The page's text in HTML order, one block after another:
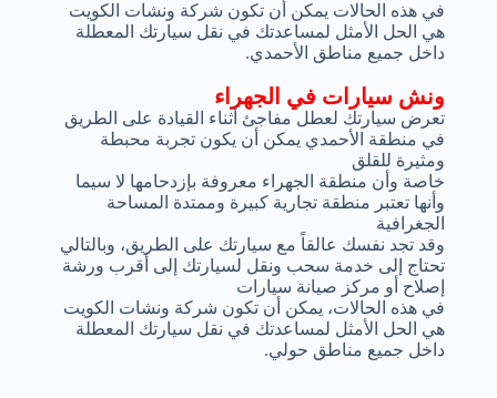
ونش سيارات في الجهراء
تعرض سيارتك لعطل مفاجئ أثناء القيادة على الطريق
في منطقة الأحمدي يمكن أن يكون تجربة محبطة
ومثيرة للقلق
خاصة وأن منطقة الجهراء معروفة بإزدحامها لا سيما
وأنها تعتبر منطقة تجارية كبيرة وممتدة المساحة
الجغرافية
وقد تجد نفسك عالقاً مع سيارتك على الطريق، وبالتالي
تحتاج إلى خدمة سحب ونقل لسيارتك إلى أقرب ورشة
إصلاح أو مركز صيانة سيارات
في هذه الحالات، يمكن أن تكون شركة ونشات الكويت
هي الحل الأمثل لمساعدتك في نقل سيارتك المعطلة
داخل جميع مناطق حولي.
في هذه الحالات يمكن أن تكون شركة ونشات الكويت
هي الحل الأمثل لمساعدتك في نقل سيارتك المعطلة
داخل جميع مناطق الأحمدي.